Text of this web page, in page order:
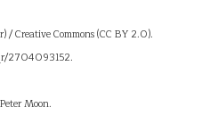
/ Creative Commons (CC BY 2.0).
2704093152.
Moon.